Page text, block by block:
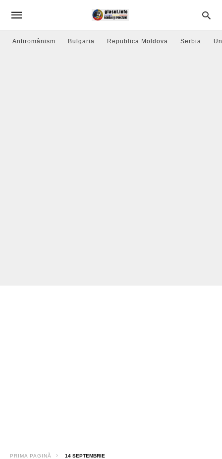
Antiromânism Bulgaria Republica Moldova Serbia
PRIMA PAGINĂ 14 SEPTEMBRIE